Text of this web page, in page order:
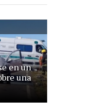
en un
una